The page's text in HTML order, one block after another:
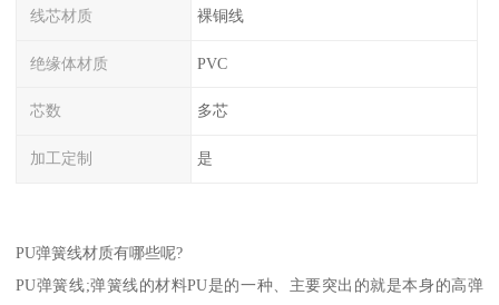
线芯材质 裸铜线
绝缘体材质 PVC
芯数 多芯
加工定制 是
PU弹簧线材质有哪些呢?
PU弹簧线;弹簧线的材料PU是的一种、主要突出的就是本身的高弹